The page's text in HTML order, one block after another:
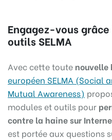
Engagez-vous
outils SELMA
Avec cette toute nouvelle
européen SELMA (Social
Mutual Awareness)
modules et outils pour
contre la haine sur
est portée aux questions